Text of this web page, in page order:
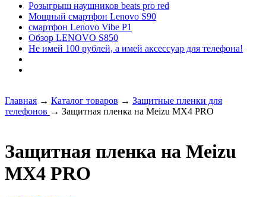
Розыгрыш наушников beats pro red
Мощный смартфон Lenovo S90
смартфон Lenovo Vibe P1
Обзор LENOVO S850
Не имей 100 рублей, а имей аксессуар для телефона!
Главная → Каталог товаров → Защитные пленки для
телефонов → Защитная пленка на Meizu MX4 PRO
Защитная пленка на Meizu
MX4 PRO